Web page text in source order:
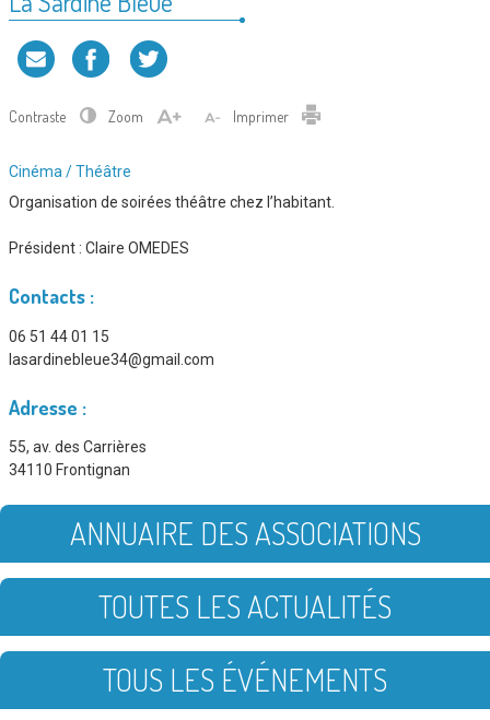
Contraste Zoom Imprimer
Type
d'association
Cinéma / Théâtre
Organisation de soirées théâtre chez l’habitant.
Président : Claire OMEDES
Contacts :
06 51 44 01 15
lasardinebleue34@gmail.com
Adresse :
55, av. des Carrières
34110 Frontignan
ANNUAIRE DES ASSOCIATIONS
TOUTES LES ACTUALITÉS
TOUS LES ÉVÉNEMENTS